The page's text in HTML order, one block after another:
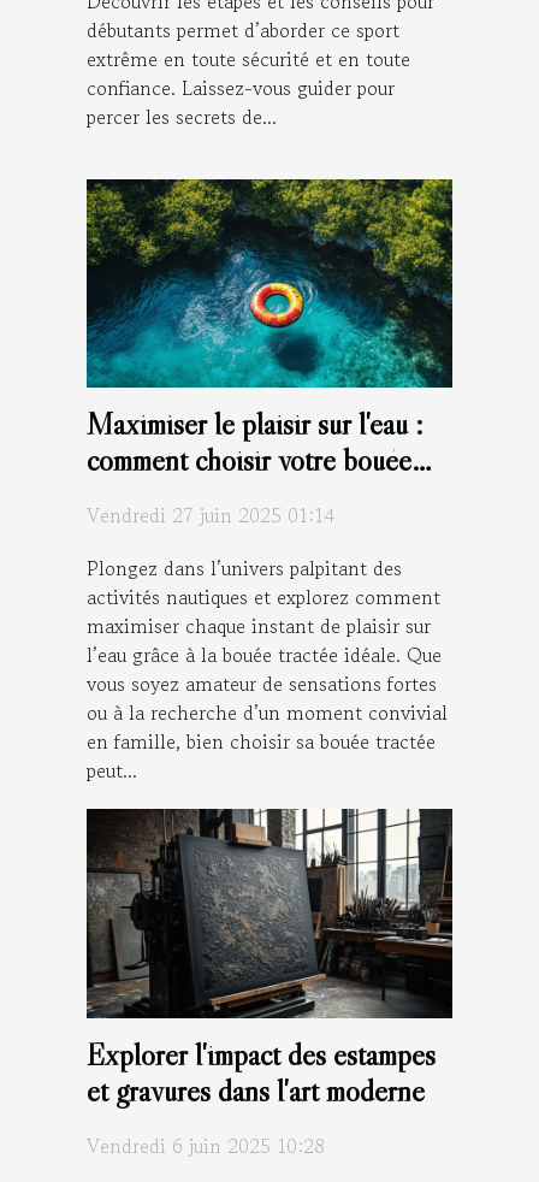
débutants permet d’aborder ce sport
extrême en toute sécurité et en toute
confiance. Laissez-vous guider pour
percer les secrets de...
Maximiser le plaisir sur l'eau :
comment choisir votre bouée
Vendredi 27 juin 2025 01:14
Plongez dans l’univers palpitant des
activités nautiques et explorez comment
maximiser chaque instant de plaisir sur
l’eau grâce à la bouée tractée idéale. Que
vous soyez amateur de sensations fortes
ou à la recherche d’un moment convivial
en famille, bien choisir sa bouée tractée
peut...
Explorer l'impact des estampes
et gravures dans l'art moderne
Vendredi 6 juin 2025 10:28